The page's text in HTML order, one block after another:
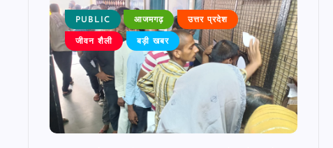
PUBLIC आजमगढ़ उत्तर प्रदेश
जीवन शैली बड़ी खबर